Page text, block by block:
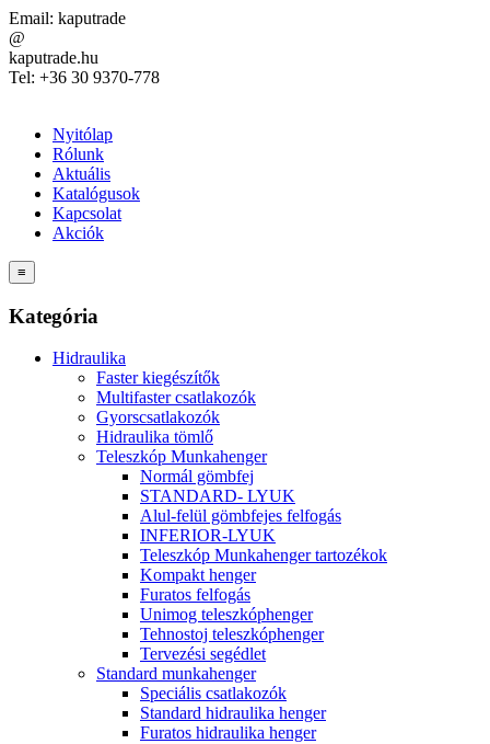
Email: kaputrade
@
kaputrade.hu
Tel: +36 30 9370-778
Nyitólap
Rólunk
Aktuális
Katalógusok
Kapcsolat
Akciók
≡
Kategória
Hidraulika
Faster kiegészítők
Multifaster csatlakozók
Gyorscsatlakozók
Hidraulika tömlő
Teleszkóp Munkahenger
Normál gömbfej
STANDARD- LYUK
Alul-felül gömbfejes felfogás
INFERIOR-LYUK
Teleszkóp Munkahenger tartozékok
Kompakt henger
Furatos felfogás
Unimog teleszkóphenger
Tehnostoj teleszkóphenger
Tervezési segédlet
Standard munkahenger
Speciális csatlakozók
Standard hidraulika henger
Furatos hidraulika henger